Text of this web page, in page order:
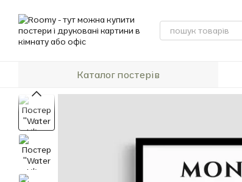
Каталог постерів